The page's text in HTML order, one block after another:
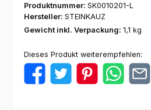
Produktnummer: SK0010201-L
Hersteller: STEINKAUZ
Gewicht inkl. Verpackung: 1,1 kg
Dieses Produkt weiterempfehlen: